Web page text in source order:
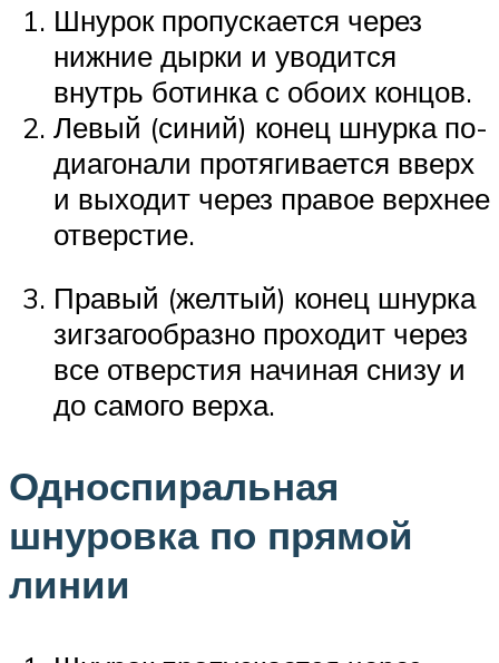
Шнурок пропускается через
нижние дырки и уводится
внутрь ботинка с обоих концов.
Левый (синий) конец шнурка по-
диагонали протягивается вверх
и выходит через правое верхнее
отверстие.
Правый (желтый) конец шнурка
зигзагообразно проходит через
все отверстия начиная снизу и
до самого верха.
Односпиральная
шнуровка по прямой
линии